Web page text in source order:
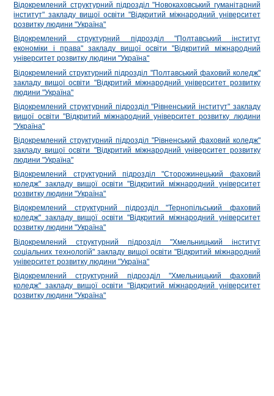
Відокремлений структурний підрозділ "Новокаховський гуманітарний
інститут" закладу вищої освіти "Відкритий міжнародний університет
розвитку людини "Україна"
Відокремлений структурний підрозділ "Полтавський інститут
економіки і права" закладу вищої освіти "Відкритий міжнародний
університет розвитку людини "Україна"
Відокремлений структурний підрозділ "Полтавський фаховий коледж"
закладу вищої освіти "Відкритий міжнародний університет розвитку
людини "Україна"
Відокремлений структурний підрозділ "Рівненський інститут" закладу
вищої освіти "Відкритий міжнародний університет розвитку людини
"Україна"
Відокремлений структурний підрозділ "Рівненський фаховий коледж"
закладу вищої освіти "Відкритий міжнародний університет розвитку
людини "Україна"
Відокремлений структурний підрозділ "Сторожинецький фаховий
коледж" закладу вищої освіти "Відкритий міжнародний університет
розвитку людини "Україна"
Відокремлений структурний підрозділ "Тернопільський фаховий
коледж" закладу вищої освіти "Відкритий міжнародний університет
розвитку людини "Україна"
Відокремлений структурний підрозділ "Хмельницький інститут
соціальних технологій" закладу вищої освіти "Відкритий міжнародний
університет розвитку людини "Україна"
Відокремлений структурний підрозділ "Хмельницький фаховий
коледж" закладу вищої освіти "Відкритий міжнародний університет
розвитку людини "Україна"